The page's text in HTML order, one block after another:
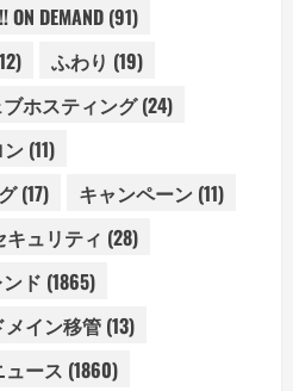
ON DEMAND (91)
ふわり (19)
ホスティング(24)
ン (11)
(17) キャンペーン (11)
キュリティ (28)
ンド (1865)
メイン移管 (13)
ュース (1860)